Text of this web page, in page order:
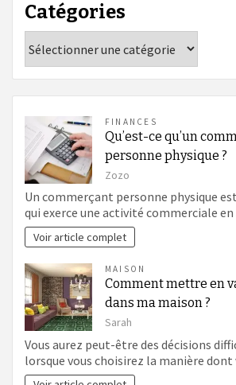
Catégories
FINANCES
Qu’est-ce qu’un
personne physique ?
Zozo
Un commerçant personne physique
qui exerce une activité commerciale
Voir article complet
MAISON
Comment mettre en
dans ma maison ?
Sarah
Vous aurez peut-être des décisions
lorsque vous choisirez la manière